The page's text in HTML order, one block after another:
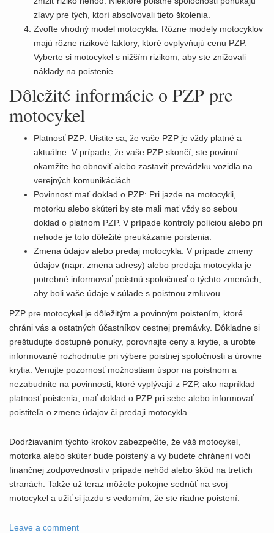
zľavy pre tých, ktorí absolvovali tieto školenia.
Zvoľte vhodný model motocykla: Rôzne modely motocyklov
majú rôzne rizikové faktory, ktoré ovplyvňujú cenu PZP.
Vyberte si motocykel s nižším rizikom, aby ste znižovali
náklady na poistenie.
Dôležité informácie o PZP pre
motocykel
Platnosť PZP: Uistite sa, že vaše PZP je vždy platné a
aktuálne. V prípade, že vaše PZP skončí, ste povinní
okamžite ho obnoviť alebo zastaviť prevádzku vozidla na
verejných komunikáciách.
Povinnosť mať doklad o PZP: Pri jazde na motocykli,
motorku alebo skúteri by ste mali mať vždy so sebou
doklad o platnom PZP. V prípade kontroly políciou alebo pri
nehode je toto dôležité preukázanie poistenia.
Zmena údajov alebo predaj motocykla: V prípade zmeny
údajov (napr. zmena adresy) alebo predaja motocykla je
potrebné informovať poistnú spoločnosť o týchto zmenách,
aby boli vaše údaje v súlade s poistnou zmluvou.
PZP pre motocykel je dôležitým a povinným poistením, ktoré
chráni vás a ostatných účastníkov cestnej premávky. Dôkladne si
preštudujte dostupné ponuky, porovnajte ceny a krytie, a urobte
informované rozhodnutie pri výbere poistnej spoločnosti a úrovne
krytia. Venujte pozornosť možnostiam úspor na poistnom a
nezabudnite na povinnosti, ktoré vyplývajú z PZP, ako napríklad
platnosť poistenia, mať doklad o PZP pri sebe alebo informovať
poistiteľa o zmene údajov či predaji motocykla.
Dodržiavaním týchto krokov zabezpečíte, že váš motocykel,
motorka alebo skúter bude poistený a vy budete chránení voči
finančnej zodpovednosti v prípade nehôd alebo škôd na tretích
stranách. Takže už teraz môžete pokojne sednúť na svoj
motocykel a užiť si jazdu s vedomím, že ste riadne poistení.
Leave a comment